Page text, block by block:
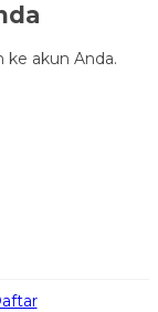
ke akun Anda.